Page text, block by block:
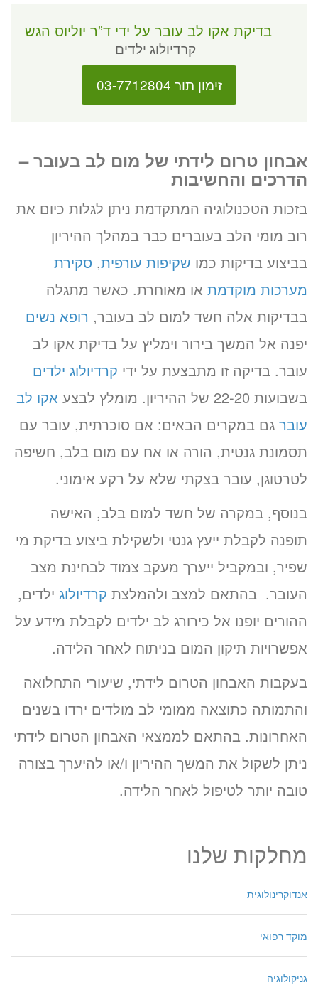
בדיקת אקו לב עובר על ידי ד”ר יוליוס הגש
קרדיולוג ילדים
זימון תור 03-7712804
אבחון טרום לידתי של מום לב בעובר –
הדרכים והחשיבות
בזכות הטכנולוגיה המתקדמת ניתן לגלות כיום את
רוב מומי הלב בעוברים כבר במהלך ההיריון
בביצוע בדיקות כמו שקיפות עורפית, סקירת
מערכות מוקדמת או מאוחרת. כאשר מתגלה
בבדיקות אלה חשד למום לב בעובר, רופא נשים
יפנה אל המשך בירור וימליץ על בדיקת אקו לב
עובר. בדיקה זו מתבצעת על ידי קרדיולוג ילדים
בשבועות 22-20 של ההיריון. מומלץ לבצע
אקו לב
עובר גם במקרים הבאים: אם סוכרתית, עובר עם
תסמונת גנטית, הורה או אח עם מום בלב, חשיפה
לטרטוגן, עובר בצקתי שלא על רקע אימוני.
בנוסף, במקרה של חשד למום בלב, האישה
תופנה לקבלת ייעץ גנטי ולשקילת ביצוע בדיקת מי
שפיר, ובמקביל ייערך מעקב צמוד לבחינת מצב
העובר. בהתאם למצב ולהמלצת קרדיולוג ילדים,
ההורים יופנו אל כירורג לב ילדים לקבלת מידע על
אפשרויות תיקון המום בניתוח לאחר הלידה.
בעקבות האבחון הטרום לידתי, שיעורי התחלואה
והתמותה כתוצאה ממומי לב מולדים ירדו בשנים
האחרונות. בהתאם לממצאי האבחון הטרום לידתי
ניתן לשקול את המשך ההיריון ו/או להיערך בצורה
טובה יותר לטיפול לאחר הלידה.
מחלקות שלנו
אנדוקרינולוגית
מוקד רפואי
גניקולוגיה